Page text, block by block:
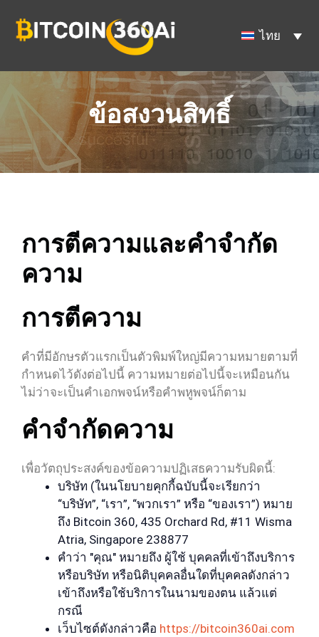
content
ไทย
ข้อสงวนสิทธิ์
การตีความและคำจำกัด
ความ
การตีความ
คำที่มีอักษรตัวแรกเป็นตัวพิมพ์ใหญ่มีความหมายตามที่
กำหนดไว้ดังต่อไปนี้ ความหมายต่อไปนี้จะเหมือนกัน
ไม่ว่าจะเป็นคำเอกพจน์หรือคำพหูพจน์ก็ตาม
คำจำกัดความ
เพื่อวัตถุประสงค์ของข้อความปฏิเสธความรับผิดนี้:
บริษัท (ในนโยบายคุกกี้ฉบับนี้จะเรียกว่า
“บริษัท”, “เรา”, “พวกเรา” หรือ “ของเรา”) หมาย
ถึง Bitcoin 360, 435 Orchard Rd, #11 Wisma
Atria, Singapore 238877
คำว่า "คุณ" หมายถึง ผู้ใช้ บุคคลที่เข้าถึงบริการ
หรือบริษัท หรือนิติบุคคลอื่นใดที่บุคคลดังกล่าว
เข้าถึงหรือใช้บริการในนามของตน แล้วแต่
กรณี
เว็บไซต์ดังกล่าวคือ https://bitcoin360ai.com